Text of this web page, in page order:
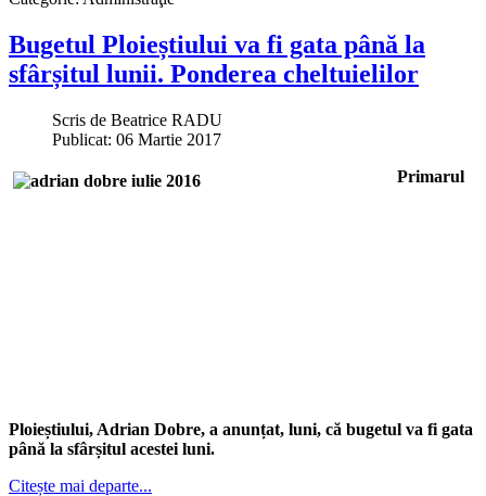
Bugetul Ploieștiului va fi gata până la
sfârșitul lunii. Ponderea cheltuielilor
Scris de Beatrice RADU
Publicat: 06 Martie 2017
Primarul
Ploieștiului, Adrian Dobre, a anunțat, luni, că bugetul va fi gata
până la sfârșitul acestei luni.
Citește mai departe...